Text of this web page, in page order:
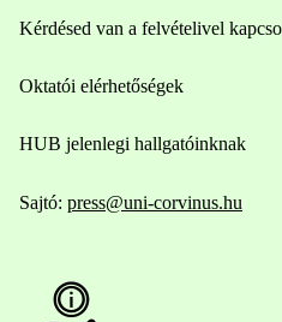
Kérdésed van a felvételivel
Oktatói elérhetőségek
HUB jelenlegi hallgatóinknak
Sajtó: press@uni-corvinus.hu